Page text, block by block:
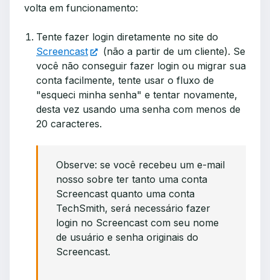
volta em funcionamento:
Tente fazer login diretamente no site do
Screencast
(não a partir de um cliente). Se
você não conseguir fazer login ou migrar sua
conta facilmente, tente usar o fluxo de
"esqueci minha senha" e tentar novamente,
desta vez usando uma senha com menos de
20 caracteres.
Observe: se você recebeu um e-mail
nosso sobre ter tanto uma conta
Screencast quanto uma conta
TechSmith, será necessário fazer
login no Screencast com seu nome
de usuário e senha originais do
Screencast.